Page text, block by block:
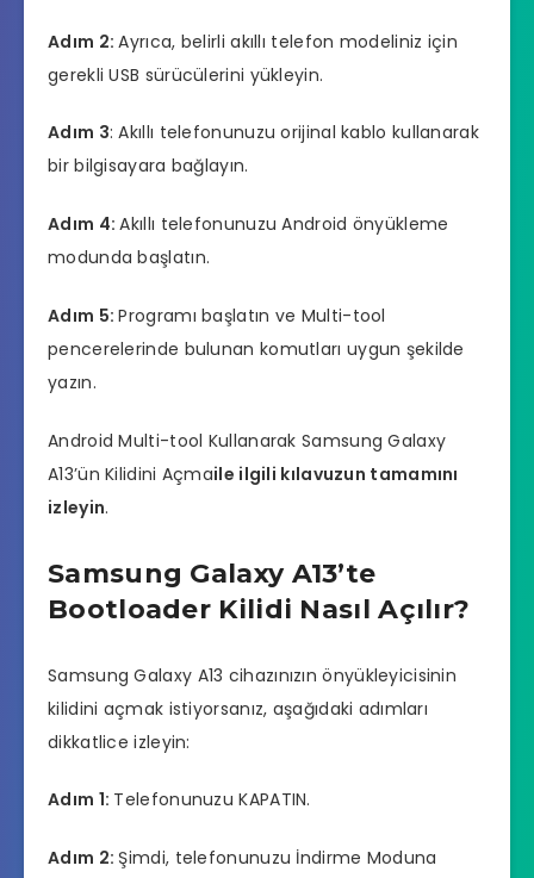
Adım 2:Ayrıca, belirli akıllı telefon modeliniz için
gerekli USB sürücülerini yükleyin.
Adım 3: Akıllı telefonunuzu orijinal kablo kullanarak
bir bilgisayara bağlayın.
Adım 4:Akıllı telefonunuzu Android önyükleme
modunda başlatın.
Adım 5:Programı başlatın ve Multi-tool
pencerelerinde bulunan komutları uygun şekilde
yazın.
Android Multi-tool Kullanarak Samsung Galaxy
A13’ün Kilidini Açmaile ilgili kılavuzun tamamını
izleyin.
Samsung Galaxy A13’te
Bootloader Kilidi Nasıl Açılır?
Samsung Galaxy A13 cihazınızın önyükleyicisinin
kilidini açmak istiyorsanız, aşağıdaki adımları
dikkatlice izleyin:
Adım 1: Telefonunuzu KAPATIN.
Adım 2: Şimdi, telefonunuzu İndirme Moduna